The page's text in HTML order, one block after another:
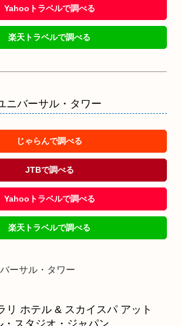
Yahooトラベルで調べる
楽天トラベルで調べる
ニバーサル・タワー
じゃらんで調べる
JTBで調べる
Yahooトラベルで調べる
楽天トラベルで調べる
ーサル・タワー
リ ホテル & スカイスパ アット
・スタジオ・ジャパン